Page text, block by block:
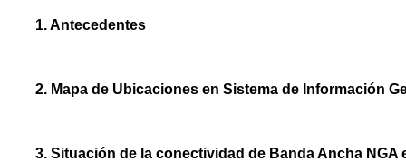
1. Antecedentes
2. Mapa de Ubicaciones en Sistema de Información
3. Situación de la conectividad de Banda Ancha